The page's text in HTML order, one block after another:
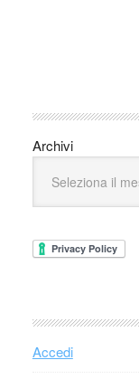
Archivi
Accedi